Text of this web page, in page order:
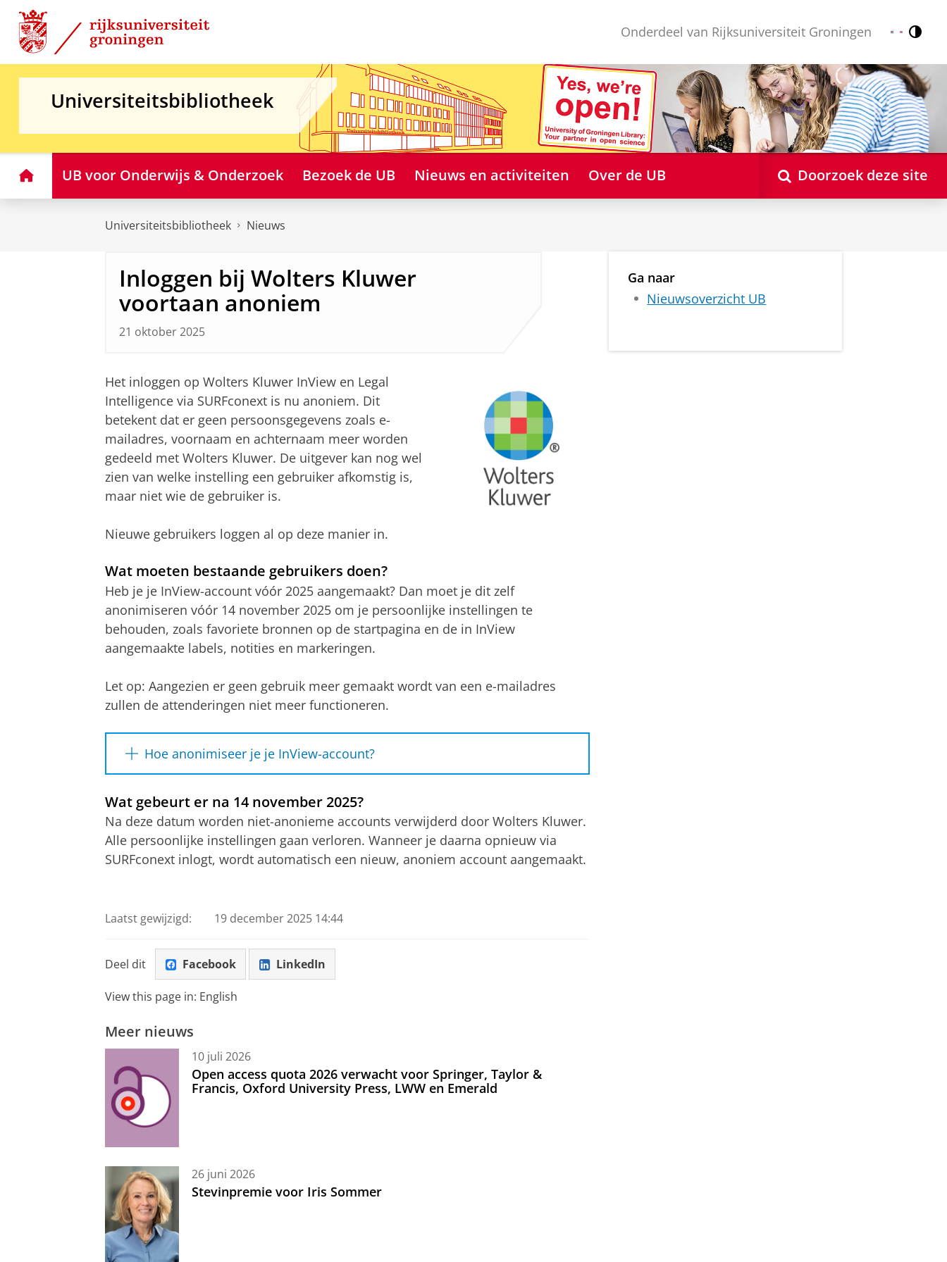
Skip
Content
Skip
Navigation
Onderdeel van Rijksuniversiteit Groningen Nederlands
English
Universiteitsbibliotheek
HomeUB voor Onderwijs & Onderzoek Bezoek de UB Nieuws en activiteiten Over de UB Doorzoek deze site
Universiteitsbibliotheek Nieuws
Inloggen bij Wolters Kluwer
voortaan anoniem
21 oktober 2025
Het inloggen op Wolters Kluwer InView en Legal
Intelligence via SURFconext is nu anoniem. Dit
betekent dat er geen persoonsgegevens zoals e-
mailadres, voornaam en achternaam meer worden
gedeeld met Wolters Kluwer. De uitgever kan nog wel
zien van welke instelling een gebruiker afkomstig is,
maar niet wie de gebruiker is.
Nieuwe gebruikers loggen al op deze manier in.
Wat moeten bestaande gebruikers doen?
Heb je je InView-account vóór 2025 aangemaakt? Dan moet je dit zelf
anonimiseren vóór 14 november 2025 om je persoonlijke instellingen te
behouden, zoals favoriete bronnen op de startpagina en de in InView
aangemaakte labels, notities en markeringen.
Let op: Aangezien er geen gebruik meer gemaakt wordt van een e-mailadres
zullen de attenderingen niet meer functioneren.
Hoe anonimiseer je je InView-account?
2. Kies 'Inloggen' (rechtsboven)
3. Selecteer de knop 'Student/Medewerker'
6. Zodra je bent ingelogd in Inview, klik je op de blauwe stip rechtsboven
8. Klik op 'Anonymize User'
9. Klik op 'Confirm' in het volgende pop-upscherm
10. Rechtsboven zie je dat het is gelukt en je bent klaar!
Wat gebeurt er na 14 november 2025?
Na deze datum worden niet-anonieme accounts verwijderd door Wolters Kluwer.
Alle persoonlijke instellingen gaan verloren. Wanneer je daarna opnieuw via
SURFconext inlogt, wordt automatisch een nieuw, anoniem account aangemaakt.
Laatst gewijzigd: 19 december 2025 14:44
Deel dit Facebook LinkedIn
View this page in: English
Meer nieuws
10 juli 2026
Open access quota 2026 verwacht voor Springer, Taylor &
Francis, Oxford University Press, LWW en Emerald
26 juni 2026
Stevinpremie voor Iris Sommer
Ga naar
Nieuwsoverzicht UB